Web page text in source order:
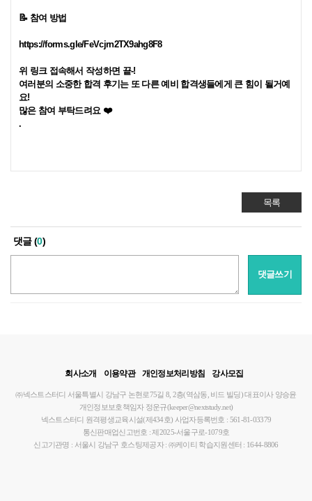
📝 참여 방법
https://forms.gle/FeVcjrn2TX9ahg8F8
위 링크 접속해서 작성하면 끝-!
여러분의 소중한 합격 후기는 또 다른 예비 합격생들에게 큰 힘이 될거예
요!
많은 참여 부탁드려요 ❤
.
목록
댓글 (0)
댓글쓰기
회사소개 이용약관 개인정보처리방침 강사모집
㈜넥스트스터디 서울특별시 강남구 논현로75길 8, 2층(역삼동, 비드 빌딩)대표이사 양승윤
개인정보보호책임자 정운규(keeper@nextstudy.net)
넥스트스터디 원격평생교육시설(제434호) 사업자등록번호 : 561-81-03379
통신판매업신고번호 : 제2025-서울구로-1079호
신고기관명 : 서울시 강남구 호스팅제공자 : ㈜케이티 학습지원센터 : 1644-8806